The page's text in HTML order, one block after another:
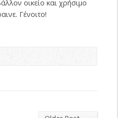
οικείο και χρήσιμο
Γένοιτο!